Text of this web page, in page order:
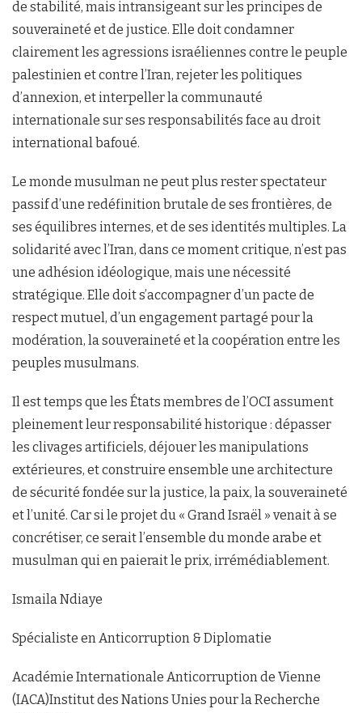
de stabilité, mais intransigeant sur les principes de
souveraineté et de justice. Elle doit condamner
clairement les agressions israéliennes contre le peuple
palestinien et contre l’Iran, rejeter les politiques
d’annexion, et interpeller la communauté
internationale sur ses responsabilités face au droit
international bafoué.
Le monde musulman ne peut plus rester spectateur
passif d’une redéfinition brutale de ses frontières, de
ses équilibres internes, et de ses identités multiples. La
solidarité avec l’Iran, dans ce moment critique, n’est pas
une adhésion idéologique, mais une nécessité
stratégique. Elle doit s’accompagner d’un pacte de
respect mutuel, d’un engagement partagé pour la
modération, la souveraineté et la coopération entre les
peuples musulmans.
Il est temps que les États membres de l’OCI assument
pleinement leur responsabilité historique : dépasser
les clivages artificiels, déjouer les manipulations
extérieures, et construire ensemble une architecture
de sécurité fondée sur la justice, la paix, la souveraineté
et l’unité. Car si le projet du « Grand Israël » venait à se
concrétiser, ce serait l’ensemble du monde arabe et
musulman qui en paierait le prix, irrémédiablement.
Ismaila Ndiaye
Spécialiste en Anticorruption & Diplomatie
Académie Internationale Anticorruption de Vienne
(IACA)Institut des Nations Unies pour la Recherche